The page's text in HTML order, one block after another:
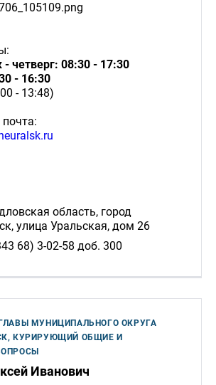
четверг: 08:30 - 17:30
- 16:30
- 13:48)
область, город
улица Уральская, дом 26
68) 3-02-58 доб. 300
МУНИЦИПАЛЬНОГО ОКРУГА
КУРИРУЮЩИЙ ОБЩИЕ И
Иванович